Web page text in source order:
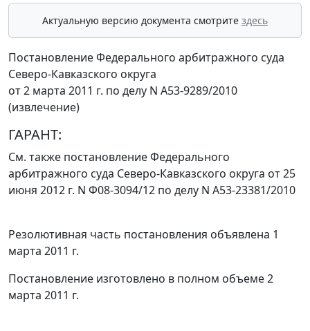
Актуальную версию документа смотрите здесь
Постановление Федерального арбитражного суда
Северо-Кавказского округа
от 2 марта 2011 г. по делу N А53-9289/2010
(извлечение)
ГАРАНТ:
См. также постановлениеФедерального
арбитражного суда Северо-Кавказского округа от 25
июня 2012 г. N Ф08-3094/12 по делу N А53-23381/2010
Резолютивная часть постановления объявлена 1
марта 2011 г.
Постановление изготовлено в полном объеме 2
марта 2011 г.